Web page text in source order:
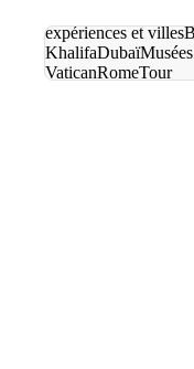
expériences et villes
KhalifaDubaï
VaticanRomeTour